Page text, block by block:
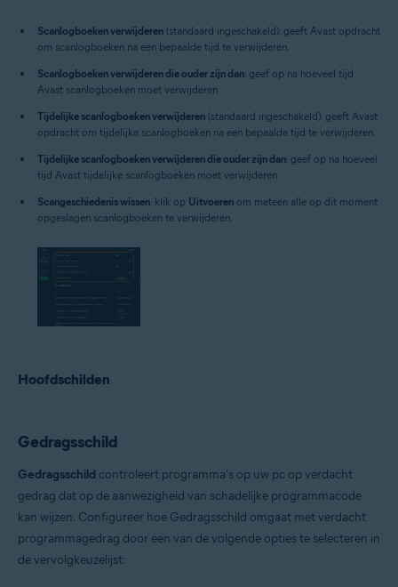
Scanlogboeken verwijderen (standaard ingeschakeld): geeft Avast opdracht
om scanlogboeken na een bepaalde tijd te verwijderen.
Scanlogboeken verwijderen die ouder zijn dan: geef op na hoeveel tijd
Avast scanlogboeken moet verwijderen.
Tijdelijke scanlogboeken verwijderen (standaard ingeschakeld): geeft Avast
opdracht om tijdelijke scanlogboeken na een bepaalde tijd te verwijderen.
Tijdelijke scanlogboeken verwijderen die ouder zijn dan: geef op na hoeveel
tijd Avast tijdelijke scanlogboeken moet verwijderen.
Scangeschiedenis wissen: klik op Uitvoeren om meteen alle op dit moment
opgeslagen scanlogboeken te verwijderen.
Hoofdschilden
Gedragsschild
Gedragsschild controleert programma's op uw pc op verdacht
gedrag dat op de aanwezigheid van schadelijke programmacode
kan wijzen. Configureer hoe Gedragsschild omgaat met verdacht
programmagedrag door een van de volgende opties te selecteren in
de vervolgkeuzelijst: